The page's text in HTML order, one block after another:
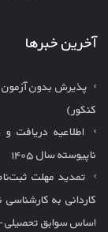
آخرین خبرها
پذیرش بدون
کنکور)
اطلاعیه دریافت
ناپیوسته سال ۱۴۰۵
تمدید مهلت
کاردانی به
اساس سوابق تحصیلی –